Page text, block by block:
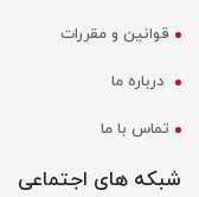
قوانین و مقررات
درباره ما
تماس با ما
شبکه های اجتماعی